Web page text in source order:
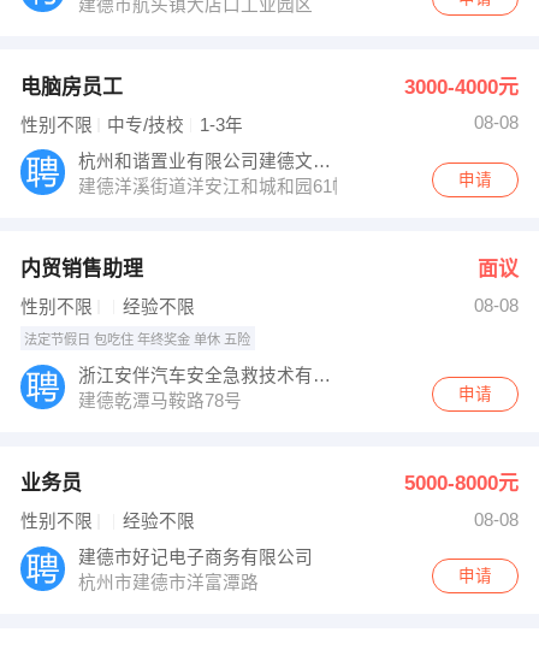
建德市航头镇大店口工业园区
电脑房员工 3000-4000元
性别不限 中专/技校 1-3年
08-08
杭州和谐置业有限公司建德文澜大酒店
建德洋溪街道洋安江和城和园61幢03号
申请
内贸销售助理 面议
性别不限 经验不限 08-08
法定节假日 包吃住 年终奖金 单休 五险
浙江安伴汽车安全急救技术有限公司
建德乾潭马鞍路78号
申请
业务员 5000-8000元
性别不限 经验不限
08-08
建德市好记电子商务有限公司
杭州市建德市洋富潭路
申请